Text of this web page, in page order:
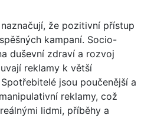
že pozitivní přístup
kampaní. Socio-
duševní zdraví a rozvoj
reklamy k větší
jsou poučenější a
reklamy, což
lidmi, příběhy a